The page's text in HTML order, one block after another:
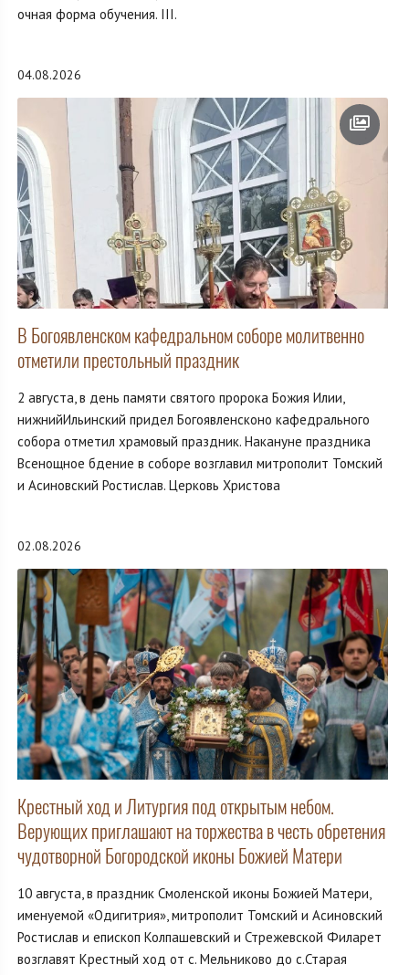
очная форма обучения. III.
04.08.2026
В Богоявленском кафедральном соборе молитвенно
отметили престольный праздник
2 августа, в день памяти святого пророка Божия Илии,
нижнийИльинский придел Богоявленсконо кафедрального
собора отметил храмовый праздник. Накануне праздника
Всенощное бдение в соборе возглавил митрополит Томский
и Асиновский Ростислав. Церковь Христова
02.08.2026
Крестный ход и Литургия под открытым небом.
Верующих приглашают на торжества в честь обретения
чудотворной Богородской иконы Божией Матери
10 августа, в праздник Смоленской иконы Божией Матери,
именуемой «Одигитрия», митрополит Томский и Асиновский
Ростислав и епископ Колпашевский и Стрежевской Филарет
возглавят Крестный ход от с. Мельниково до с.Старая